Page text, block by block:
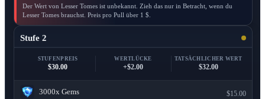
Der Wert von Lesser Tomes ist unbekannt. Zieh das nur in Betracht, wenn du
Lesser Tomes brauchst. Preis pro Pull über 1 $.
Stufe 2
STUFENPREIS
$30.00
WERTLÜCKE
+$2.00
TATSÄCHLICHER WERT
$32.00
3000x Gems $15.00